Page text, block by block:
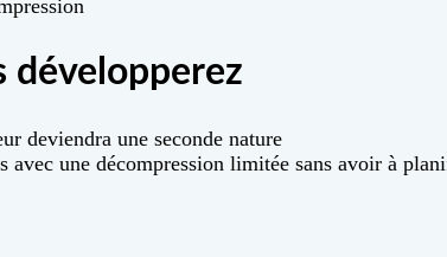
développerez
deviendra une seconde nature
avec une décompression limitée sans avoir à